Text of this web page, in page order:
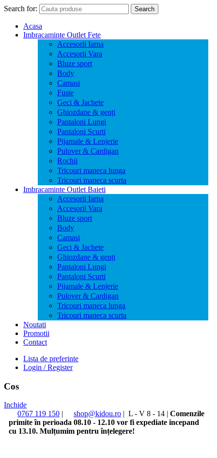
Search for: Search
Acasa
Imbracaminte Outlet Fete
Accesorii Iarna
Accesorii Vara
Bluze sport
Body
Camasi
Fuste
Geci & Jachete
Ghiozdane & genți
Pantaloni Lungi
Pantaloni Scurti
Pijamale & Lenjerie
Pulover & Cardigan
Rochii
Tricouri maneca lunga
Tricouri maneca scurta
Imbracaminte Outlet Baieti
Accesorii Iarna
Accesorii Vara
Bluze sport
Body
Camasi
Geci & Jachete
Ghiozdane & genți
Pantaloni Lungi
Pantaloni Scurti
Pijamale & Lenjerie
Pulover & Cardigan
Tricouri maneca lunga
Tricouri maneca scurta
Noutati
Promotii
Contact
Lista de preferinte
Login / Register
Cos
Inchide
0767 119 150 | shop@kidou.ro | L - V 8 - 14 | Comenzile
primite în perioada 08.10 - 12.10 vor fi expediate incepand
cu 13.10. Mulțumim pentru înțelegere!